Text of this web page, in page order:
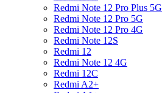
Redmi Note 12 Pro Plus 5G
Redmi Note 12 Pro 5G
Redmi Note 12 Pro 4G
Redmi Note 12S
Redmi 12
Redmi Note 12 4G
Redmi 12C
Redmi A2+